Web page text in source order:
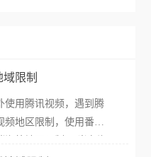
限制
使用腾讯视频，遇到腾
频地区限制，使用番茄